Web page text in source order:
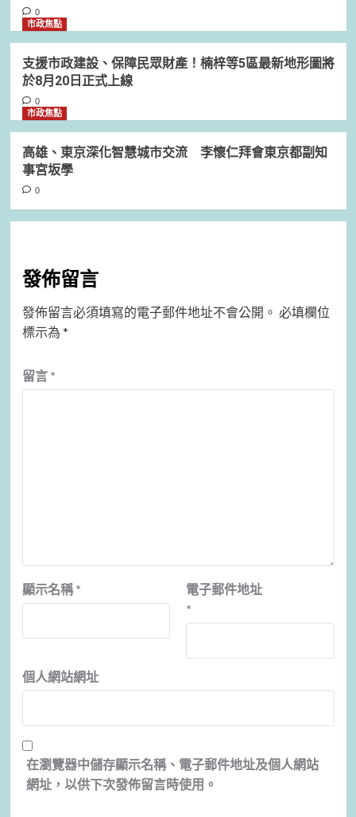
0
市政焦點
支援市政建設、保障民眾財產！楠梓等5區最新地形圖將
於8月20日正式上線
0
市政焦點
高雄、東京深化智慧城市交流 李懷仁拜會東京都副知
事宮坂學
0
發佈留言
發佈留言必須填寫的電子郵件地址不會公開。 必填欄位
標示為 *
留言 *
顯示名稱 *
電子郵件地址
*
個人網站網址
在瀏覽器中儲存顯示名稱、電子郵件地址及個人網站
網址，以供下次發佈留言時使用。